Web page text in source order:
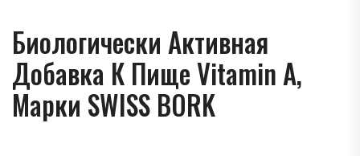
Биологически Активная
Добавка К Пище Vitamin A,
Марки SWISS BORK